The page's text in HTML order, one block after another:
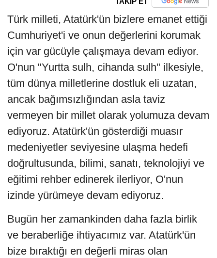
Türk milleti, Atatürk'ün bizlere emanet ettiği
Cumhuriyet'i ve onun değerlerini korumak
için var gücüyle çalışmaya devam ediyor.
O'nun "Yurtta sulh, cihanda sulh" ilkesiyle,
tüm dünya milletlerine dostluk eli uzatan,
ancak bağımsızlığından asla taviz
vermeyen bir millet olarak yolumuza devam
ediyoruz. Atatürk'ün gösterdiği muasır
medeniyetler seviyesine ulaşma hedefi
doğrultusunda, bilimi, sanatı, teknolojiyi ve
eğitimi rehber edinerek ilerliyor, O'nun
izinde yürümeye devam ediyoruz.
Bugün her zamankinden daha fazla birlik
ve beraberliğe ihtiyacımız var. Atatürk'ün
bize bıraktığı en değerli miras olan